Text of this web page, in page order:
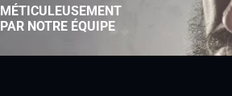
MÉTICULEUSEMENT
PAR NOTRE ÉQUIPE